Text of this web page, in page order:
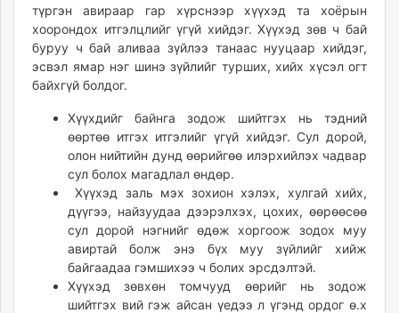
түргэн авираар гар хүрснээр хүүхэд та хоёрын
хоорондох итгэлцлийг үгүй хийдэг. Хүүхэд зөв ч бай
буруу ч бай аливаа зүйлээ танаас нууцаар хийдэг,
эсвэл ямар нэг шинэ зүйлийг турших, хийх хүсэл огт
байхгүй болдог.
Хүүхдийг байнга зодож шийтгэх нь тэдний
өөртөө итгэх итгэлийг үгүй хийдэг. Сул дорой,
олон нийтийн дунд өөрийгөө илэрхийлэх чадвар
сул болох магадлал өндөр.
Хүүхэд заль мэх зохион хэлэх, хулгай хийх,
дүүгээ, найзуудаа дээрэлхэх, цохих, өөрөөсөө
сул дорой нэгнийг өдөж хоргоож зодох муу
авиртай болж энэ бүх муу зүйлийг хийж
байгаадаа гэмшихээ ч болих эрсдэлтэй.
Хүүхэд зөвхөн томчууд өөрийг нь зодож
шийтгэх вий гэж айсан үедээ л үгэнд ордог ө.х